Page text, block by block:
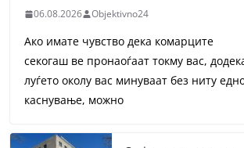
06.08.2026 Objektivno24
Ако имате чувство дека комарците
секогаш ве пронаоѓаат токму вас,
луѓето околу вас минуваат без ниту
каснување, можно